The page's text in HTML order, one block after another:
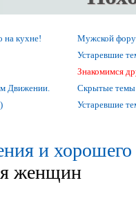
на кухне!
Мужской
Устаревшие
Знакомимся
Движении.
Скрытые темы
Устаревшие
и хорошего
женщин